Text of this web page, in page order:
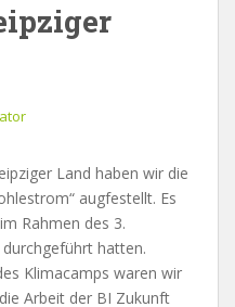
Land haben wir die
augfestellt. Es
Rahmen des 3.
hatten.
Klimacamps waren wir
Arbeit der BI Zukunft